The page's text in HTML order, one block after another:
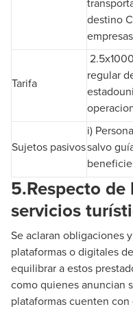
destino
Tarifa
regular
Sujetos pasivos
i)
salvo
5.Respecto
servicios
Se aclaran obligaciones
plataformas o digitales
equilibrar a estos
como quienes anuncian
plataformas cuenten